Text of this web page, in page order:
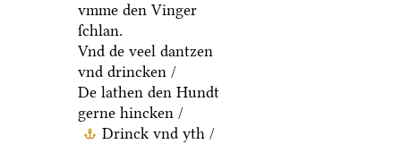
vmme den Vinger
ſchlan.
Vnd de veel dantzen
vnd drincken /
De lathen den Hundt
gerne hincken /
Drinck vnd yth /